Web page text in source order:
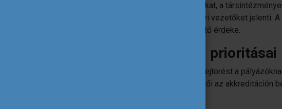
minimálisan a szülőket, a fenntartókat, a
munkaerőpiac képviselőit és a helyi vezetőket jelenti.
elvárás, de az intézmények alapvető érdeke.
Az Erasmus+ program prioritásai
A négy Erasmus prioritás gyakran okoz fejtörést a
kezelik, szerves részei és értékes kísérői az akkreditáción